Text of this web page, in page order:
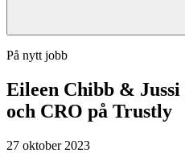
På nytt jobb
Eileen Chibb &
och CRO på Trustly
27 oktober 2023